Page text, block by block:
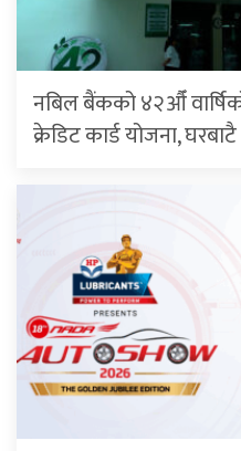
नबिल बैंकको ४२औँ
क्रेडिट कार्ड योजना,